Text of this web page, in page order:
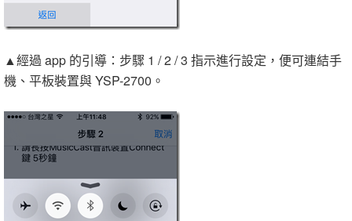
▲經過 app 的引導：步驟 1 / 2 / 3 指示進行設定，便可連結手
機、平板裝置與 YSP-2700。